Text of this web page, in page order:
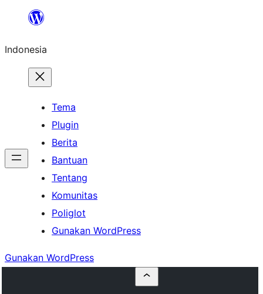
Lewati
konten
Indonesia
Tema
Plugin
Berita
Bantuan
Tentang
Komunitas
Poliglot
Gunakan WordPress
Gunakan WordPress